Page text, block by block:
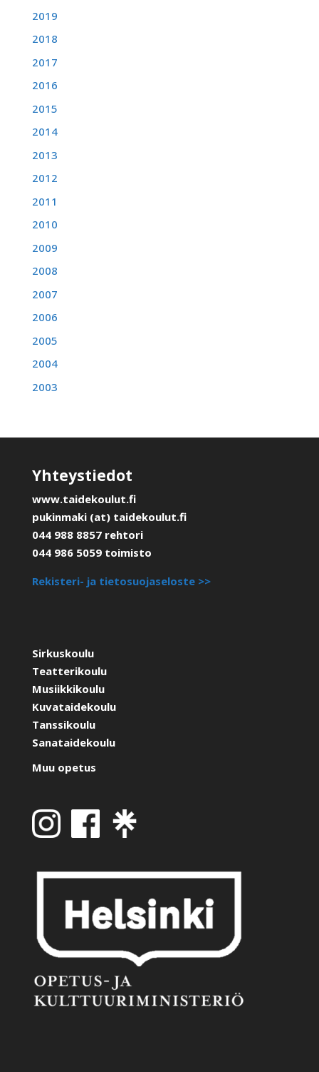
2019
2018
2017
2016
2015
2014
2013
2012
2011
2010
2009
2008
2007
2006
2005
2004
2003
Yhteystiedot
www.taidekoulut.fi
pukinmaki (at) taidekoulut.fi
044 988 8857 rehtori
044 986 5059 toimisto
Rekisteri- ja tietosuojaseloste >>
Sirkuskoulu
Teatterikoulu
Musiikkikoulu
Kuvataidekoulu
Tanssikoulu
Sanataidekoulu
Muu opetus